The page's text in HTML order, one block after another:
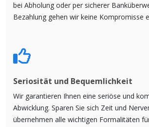
bei Abholung oder per sicherer
Bezahlung gehen wir keine Kompromisse
Seriosität und Bequemlichkeit
Wir garantieren Ihnen eine seriöse und
Abwicklung. Sparen Sie sich Zeit und
übernehmen alle wichtigen Formalitäten